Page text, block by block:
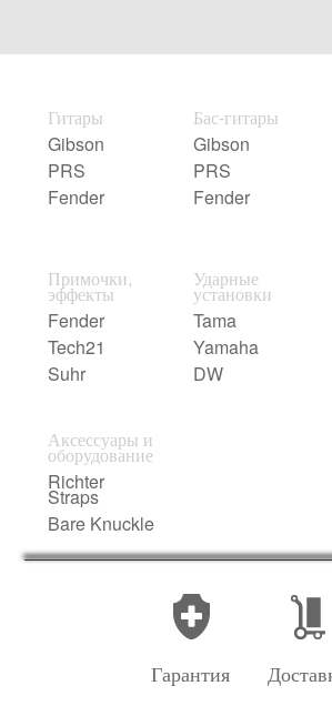
Гитары
Gibson
PRS
Fender
Бас-гитары
Gibson
PRS
Fender
Примочки,
эффекты
Fender
Tech21
Suhr
Ударные
установки
Tama
Yamaha
DW
Аксессуары и
оборудование
Richter
Straps
Bare Knuckle
Гарантия